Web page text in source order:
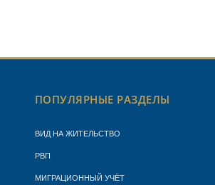
ПОПУЛЯРНЫЕ РАЗДЕЛЫ
ВИД НА ЖИТЕЛЬСТВО
РВП
МИГРАЦИОННЫЙ УЧЁТ